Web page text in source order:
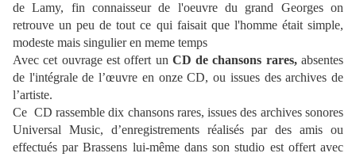
de Lamy, fin connaisseur de l'oeuvre du grand Georges on
retrouve un peu de tout ce qui faisait que l'homme était simple,
modeste mais singulier en meme temps
Avec cet ouvrage est offert un CD de chansons rares,absentes
de l'intégrale de l’œuvre en onze CD, ou issues des archives de
l’artiste.
Ce CD rassemble dix chansons rares, issues des archives sonores
Universal Music, d’enregistrements réalisés par des amis ou
effectués par Brassens lui-même dans son studio est offert avec